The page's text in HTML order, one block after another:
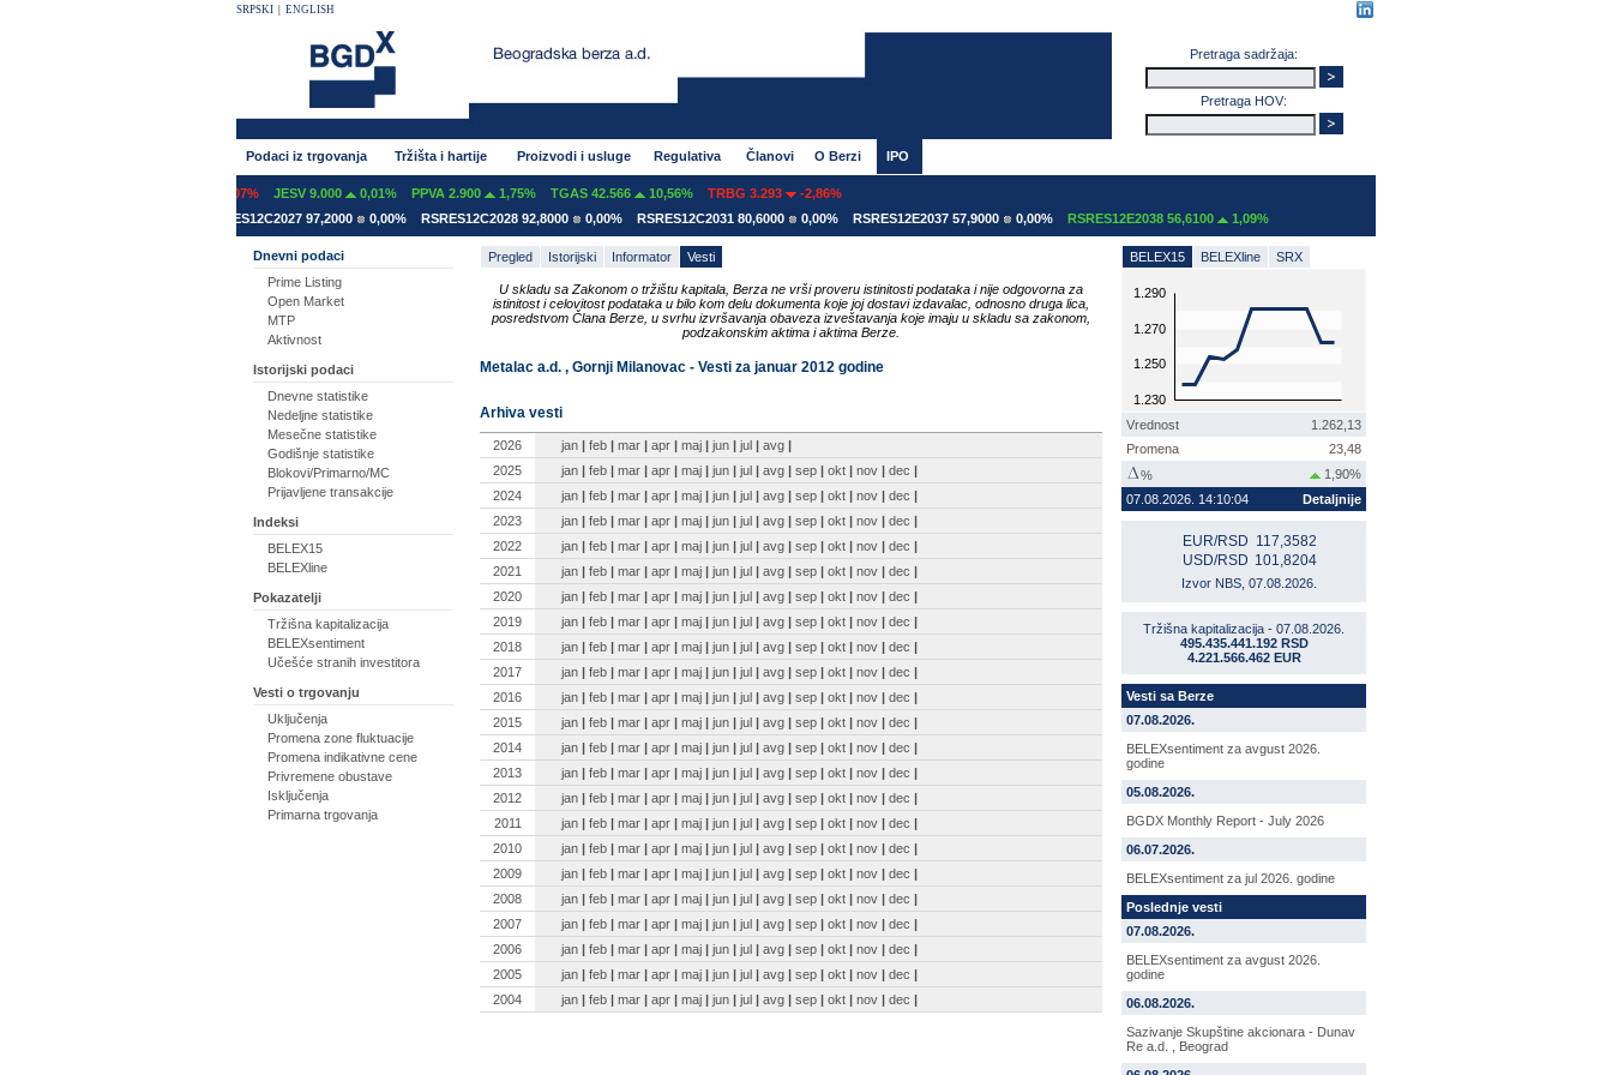
SRPSKI ENGLISH
Pretraga sadržaja:
Pretraga HOV:
Podaci iz trgovanja Tržišta i hartije Proizvodi i usluge Regulativa Članovi O Berzi IPO
-0,07% JESV 9.000 0,01% PPVA 2.900 1,75% TGAS 42.566 10,56% TRBG 3.293
-2,86%
RSRES12C2027 97,2000 0,00% RSRES12C2028 92,8000 0,00% RSRES12C2031 80,6000 0,00% RSRES12E2037 57,9000 0,00% RSRES12E2038 56,6100 1,09%
Dnevni podaci
Prime Listing
Open Market
MTP
Aktivnost
Istorijski podaci
Dnevne statistike
Nedeljne statistike
Mesečne statistike
Godišnje statistike
Blokovi/Primarno/MC
Prijavljene transakcije
Indeksi
BELEX15
BELEXline
Pokazatelji
Tržišna kapitalizacija
BELEXsentiment
Učešće stranih investitora
Vesti o trgovanju
Uključenja
Promena zone fluktuacije
Promena indikativne cene
Privremene obustave
Isključenja
Primarna trgovanja
Pregled Istorijski Informator Vesti
U skladu sa Zakonom o tržištu kapitala, Berza ne vrši proveru istinitosti podataka i nije odgovorna za
istinitost i celovitost podataka u bilo kom delu dokumenta koje joj dostavi izdavalac, odnosno druga lica,
posredstvom Člana Berze, u svrhu izvršavanja obaveza izveštavanja koje imaju u skladu sa zakonom,
podzakonskim aktima i aktima Berze.
Metalac a.d. , Gornji Milanovac - Vesti za januar 2012 godine
Arhiva vesti
2026 jan | feb | mar | apr | maj | jun | jul | avg |
2025
jan | feb | mar | apr | maj | jun | jul | avg | sep | okt | nov | dec |
2024
jan | feb | mar | apr | maj | jun | jul | avg | sep | okt | nov | dec |
2023
jan | feb | mar | apr | maj | jun | jul | avg | sep | okt | nov | dec |
2022
jan | feb | mar | apr | maj | jun | jul | avg | sep | okt | nov | dec |
2021
jan | feb | mar | apr | maj | jun | jul | avg | sep | okt | nov | dec |
2020
jan | feb | mar | apr | maj | jun | jul | avg | sep | okt | nov | dec |
2019
jan | feb | mar | apr | maj | jun | jul | avg | sep | okt | nov | dec |
2018
jan | feb | mar | apr | maj | jun | jul | avg | sep | okt | nov | dec |
2017
jan | feb | mar | apr | maj | jun | jul | avg | sep | okt | nov | dec |
2016
jan | feb | mar | apr | maj | jun | jul | avg | sep | okt | nov | dec |
2015
jan | feb | mar | apr | maj | jun | jul | avg | sep | okt | nov | dec |
2014
jan | feb | mar | apr | maj | jun | jul | avg | sep | okt | nov | dec |
2013
jan | feb | mar | apr | maj | jun | jul | avg | sep | okt | nov | dec |
2012
jan | feb | mar | apr | maj | jun | jul | avg | sep | okt | nov | dec |
2011
jan | feb | mar | apr | maj | jun | jul | avg | sep | okt | nov | dec |
2010
jan | feb | mar | apr | maj | jun | jul | avg | sep | okt | nov | dec |
2009
jan | feb | mar | apr | maj | jun | jul | avg | sep | okt | nov | dec |
2008
jan | feb | mar | apr | maj | jun | jul | avg | sep | okt | nov | dec |
2007
jan | feb | mar | apr | maj | jun | jul | avg | sep | okt | nov | dec |
2006
jan | feb | mar | apr | maj | jun | jul | avg | sep | okt | nov | dec |
2005
jan | feb | mar | apr | maj | jun | jul | avg | sep | okt | nov | dec |
2004
jan | feb | mar | apr | maj | jun | jul | avg | sep | okt | nov | dec |
BELEX15 BELEXline SRX
1.230
1.250
1.270
1.290
Vrednost
1.262,13
Promena
23,48
%
1,90%
07.08.2026. 14:10:04
Detaljnije
EUR/RSD 117,3582
USD/RSD 101,8204
Izvor NBS, 07.08.2026.
Tržišna kapitalizacija - 07.08.2026.
495.435.441.192 RSD
4.221.566.462 EUR
Vesti sa Berze
07.08.2026.
BELEXsentiment za avgust 2026.
godine
05.08.2026.
BGDX Monthly Report - July 2026
06.07.2026.
BELEXsentiment za jul 2026. godine
Poslednje vesti
07.08.2026.
BELEXsentiment za avgust 2026.
godine
06.08.2026.
Sazivanje Skupštine akcionara - Dunav
Re a.d. , Beograd